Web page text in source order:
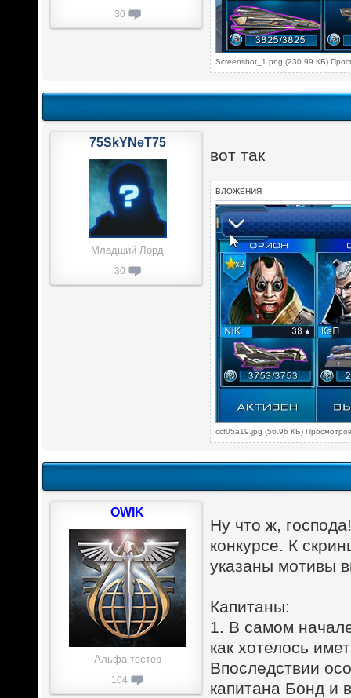
Screenshot_1.png (230.99 КБ)
30
вот так
ВЛОЖЕНИЯ
ccf05a19.jpg (56.96 КБ)
75SkYNeT75
Младший Лорд
30
Ну что ж,
конкурсе. К
указаны мотивы
Капитаны:
1. В самом
как хотелось
Впоследствии
капитана Бонд и
OWIK
Альфа-тестер
104